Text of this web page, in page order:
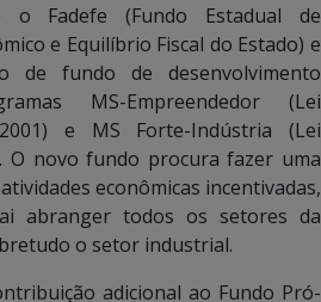
Fadefe (Fundo Estadual de
e Equilíbrio Fiscal do Estado) e
de fundo de desenvolvimento
MS-Empreendedor (Lei
e MS Forte-Indústria (Lei
O novo fundo procura fazer uma
econômicas incentivadas,
abranger todos os setores da
o setor industrial.
adicional ao Fundo Pró-